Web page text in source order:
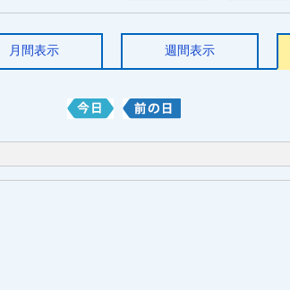
月間表示 週間表示